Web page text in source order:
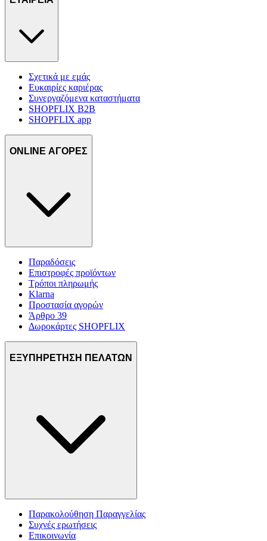
cookies για να αποθηκεύουμε και να έχουμε πρόσβαση σε
και περιεχομένου, τις μετρήσεις σχετικά με διαφημίσεις και
την καλύτερη εικόνα του κοινού μας και την ανάπτυξη
μέρους σας χρήση της τοποθεσίας μας στους συνεργάτες μέσων
κοινωνικής δικτύωσης, διαφημίσεων και ανάλυσης.
Σχετικά με εμάς
Ευκαιρίες καριέρας
Συνεργαζόμενα καταστήματα
SHOPFLIX B2B
SHOPFLIX app
ONLINE ΑΓΟΡΕΣ
Παραδόσεις
Επιστροφές προϊόντων
Τρόποι πληρωμής
Klarna
Προστασία αγορών
Άρθρο 39
Δωροκάρτες SHOPFLIX
ΕΞΥΠΗΡΕΤΗΣΗ ΠΕΛΑΤΩΝ
Παρακολούθηση Παραγγελίας
Συχνές ερωτήσεις
Επικοινωνία